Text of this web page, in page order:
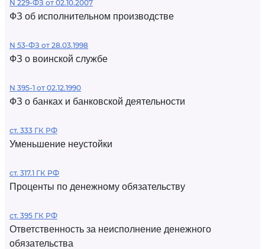
N 229-ФЗ от 02.10.2007
ФЗ об исполнительном производстве
N 53-ФЗ от 28.03.1998
ФЗ о воинской службе
N 395-1 от 02.12.1990
ФЗ о банках и банковской деятельности
ст. 333 ГК РФ
Уменьшение неустойки
ст. 317.1 ГК РФ
Проценты по денежному обязательству
ст. 395 ГК РФ
Ответственность за неисполнение денежного
обязательства